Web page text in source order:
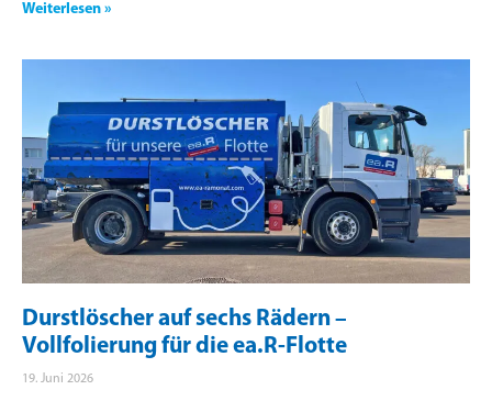
Weiterlesen »
Durstlöscher auf sechs Rädern –
Vollfolierung für die ea.R-Flotte
19. Juni 2026